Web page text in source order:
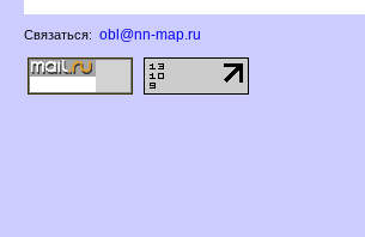
Связаться: obl@nn-map.ru